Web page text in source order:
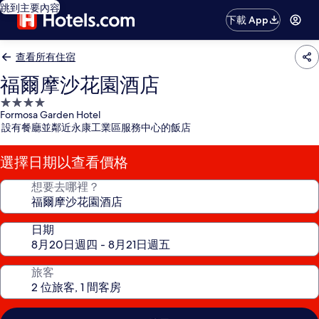
跳到主要內容
下載 App
查看所有住宿
福爾摩沙花園酒店
4.0
星
級
住
宿
Formosa Garden Hotel
設有餐廳並鄰近永康工業區服務中心的飯店
選擇日期以查看價格
想要去哪裡？
日期
旅客